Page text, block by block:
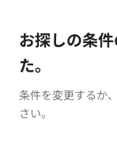
お探しの条
た。
条件を変更するか
さい。